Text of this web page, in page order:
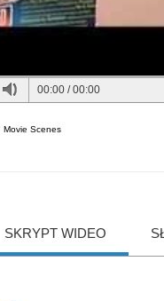
00:00 /00:00
Movie Scenes
SKRYPT WIDEO